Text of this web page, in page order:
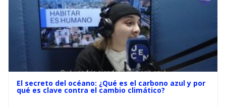
El secreto del océano: ¿Qué es el carbono azul y por
qué es clave contra el cambio climático?